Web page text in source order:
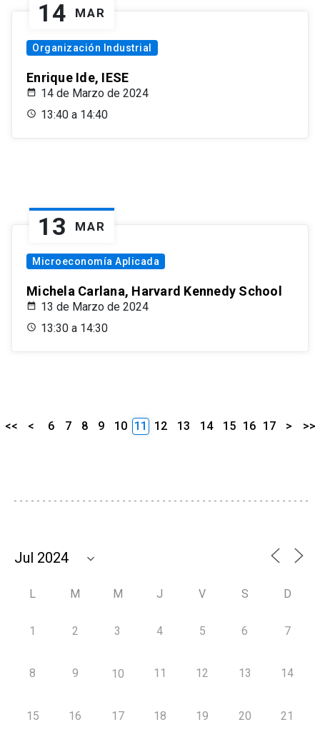
14 MAR
Organización Industrial
Enrique Ide, IESE
14 de Marzo de 2024
13:40 a 14:40
13 MAR
Microeconomía Aplicada
Michela Carlana, Harvard Kennedy School
13 de Marzo de 2024
13:30 a 14:30
<< < 6 7 8 9 10 11 12 13 14 15 16 17 > >>
L M M J V S D
1 2 3 4 5 6 7
8 9 10 11 12 13 14
15 16 17 18 19 20 21